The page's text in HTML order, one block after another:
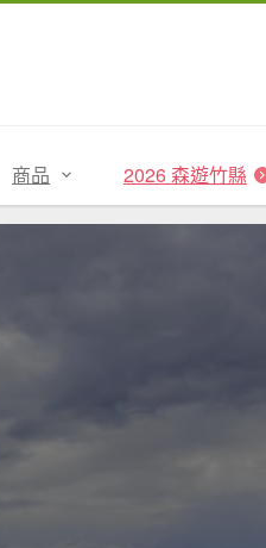
商品 2026 森遊竹縣